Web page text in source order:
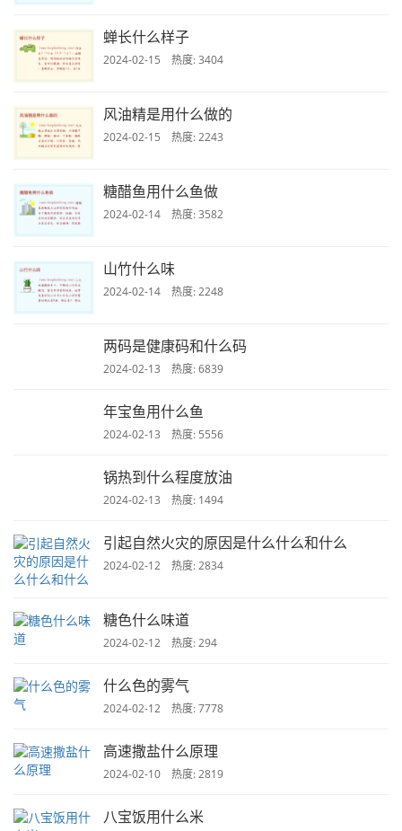
蝉长什么样子
2024-02-15 热度: 3404
风油精是用什么做的
2024-02-15 热度: 2243
糖醋鱼用什么鱼做
2024-02-14 热度: 3582
山竹什么味
2024-02-14 热度: 2248
两码是健康码和什么码
2024-02-13 热度: 6839
年宝鱼用什么鱼
2024-02-13 热度: 5556
锅热到什么程度放油
2024-02-13 热度: 1494
引起自然火灾的原因是什么什么和什么
2024-02-12 热度: 2834
糖色什么味道
2024-02-12 热度: 294
什么色的雾气
2024-02-12 热度: 7778
高速撒盐什么原理
2024-02-10 热度: 2819
八宝饭用什么米